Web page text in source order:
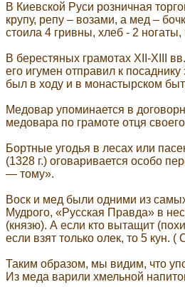
В Киевской Руси розничная
крупу, репу – возами, а мед –
стоила 4 гривны, хлеб - 2 ногаты,
В берестяных грамотах XII-XIII
его игумен отправил к
был в ходу и в монастырском
Медовар упоминается в
медовара по грамоте отця
Бортные угодья в лесах или
(1328 г.) оговаривается особо
— тому».
Воск и мед были одними из
Мудрого, «Русская Правда» в
(князю). А если кто вытащит
если взят только олек, то 5 кун.
Таким образом, мы видим, что
Из меда варили хмельной